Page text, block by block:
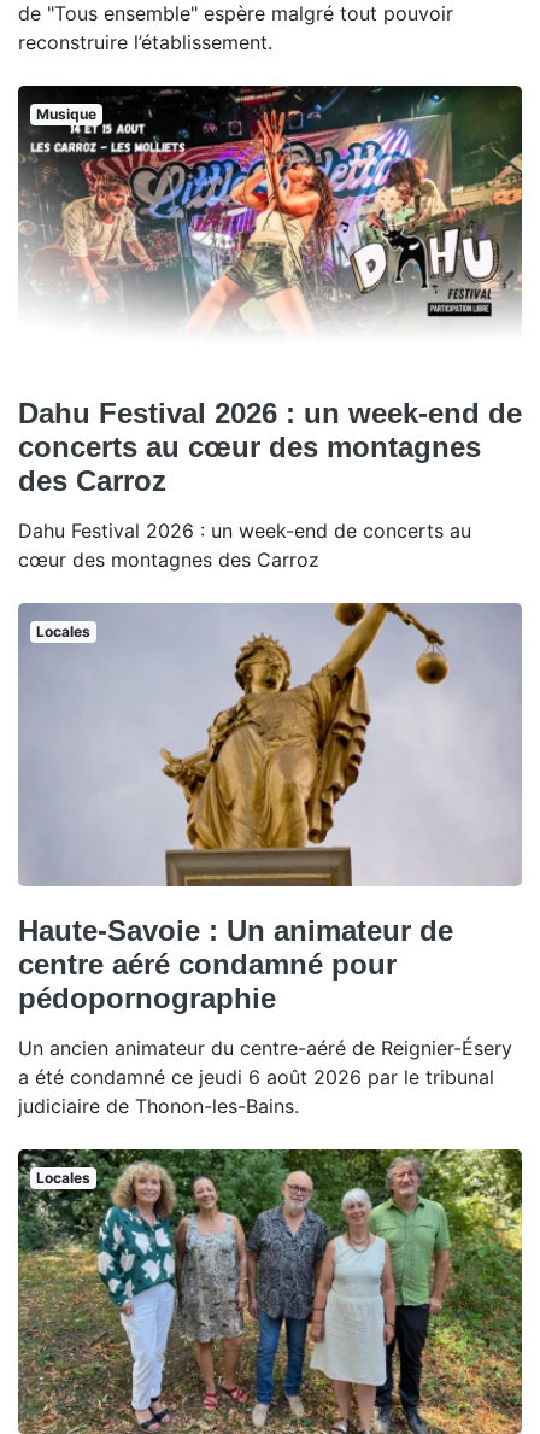
de "Tous ensemble" espère malgré tout pouvoir
reconstruire l’établissement.
Musique
Dahu Festival 2026 : un week-end de
concerts au cœur des montagnes
des Carroz
Dahu Festival 2026 : un week-end de concerts au
cœur des montagnes des Carroz
Locales
Haute-Savoie : Un animateur de
centre aéré condamné pour
pédopornographie
Un ancien animateur du centre-aéré de Reignier-Ésery
a été condamné ce jeudi 6 août 2026 par le tribunal
judiciaire de Thonon-les-Bains.
Locales